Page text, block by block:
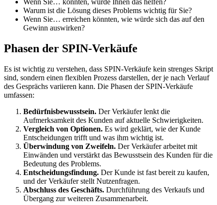
Wenn Sie… könnten, würde Ihnen das helfen?
Warum ist die Lösung dieses Problems wichtig für Sie?
Wenn Sie… erreichen könnten, wie würde sich das auf den
Gewinn auswirken?
Phasen der SPIN-Verkäufe
Es ist wichtig zu verstehen, dass SPIN-Verkäufe kein strenges Skript
sind, sondern einen flexiblen Prozess darstellen, der je nach Verlauf
des Gesprächs variieren kann. Die Phasen der SPIN-Verkäufe
umfassen:
Bedürfnisbewusstsein. Der Verkäufer lenkt die
Aufmerksamkeit des Kunden auf aktuelle Schwierigkeiten.
Vergleich von Optionen. Es wird geklärt, wie der Kunde
Entscheidungen trifft und was ihm wichtig ist.
Überwindung von Zweifeln. Der Verkäufer arbeitet mit
Einwänden und verstärkt das Bewusstsein des Kunden für die
Bedeutung des Problems.
Entscheidungsfindung. Der Kunde ist fast bereit zu kaufen,
und der Verkäufer stellt Nutzenfragen.
Abschluss des Geschäfts. Durchführung des Verkaufs und
Übergang zur weiteren Zusammenarbeit.